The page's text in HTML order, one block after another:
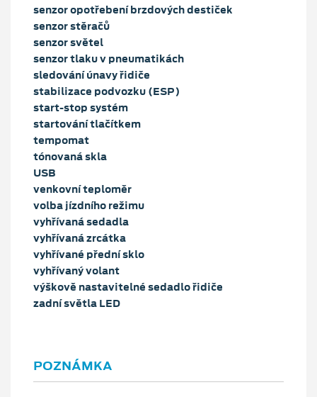
senzor opotřebení brzdových destiček
senzor stěračů
senzor světel
senzor tlaku v pneumatikách
sledování únavy řidiče
stabilizace podvozku (ESP)
start-stop systém
startování tlačítkem
tempomat
tónovaná skla
USB
venkovní teploměr
volba jízdního režimu
vyhřívaná sedadla
vyhřívaná zrcátka
vyhřívané přední sklo
vyhřívaný volant
výškově nastavitelné sedadlo řidiče
zadní světla LED
POZNÁMKA